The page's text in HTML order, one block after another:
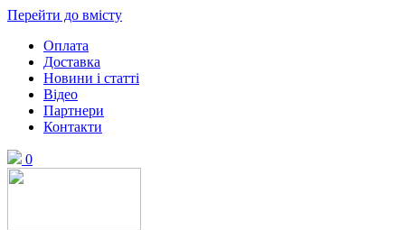
Перейти до вмісту
Оплата
Доставка
Новини і статті
Відео
Партнери
Контакти
0